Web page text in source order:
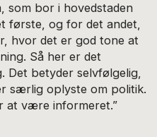
som bor i hovedstaden
første, og for det andet,
hvor det er god tone at
Så her er det
Det betyder selvfølgelig,
særlig oplyste om politik.
at være informeret.”